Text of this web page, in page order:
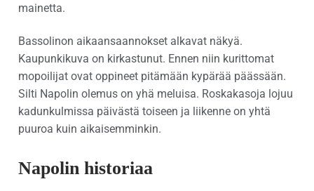
mainetta.
Bassolinon aikaansaannokset alkavat näkyä.
Kaupunkikuva on kirkastunut. Ennen niin kurittomat
mopoilijat ovat oppineet pitämään kypärää päässään.
Silti Napolin olemus on yhä meluisa. Roskakasoja lojuu
kadunkulmissa päivästä toiseen ja liikenne on yhtä
puuroa kuin aikaisemminkin.
Napolin historiaa